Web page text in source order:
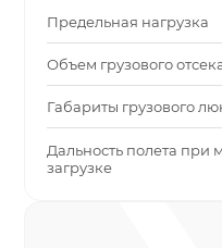
Предельная нагрузка
Объем грузового
Габариты грузового
Дальность полета при
загрузке